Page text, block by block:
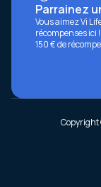
Parrainez
Vous aimez Vi
récompenses ici
150 € de
Copyright